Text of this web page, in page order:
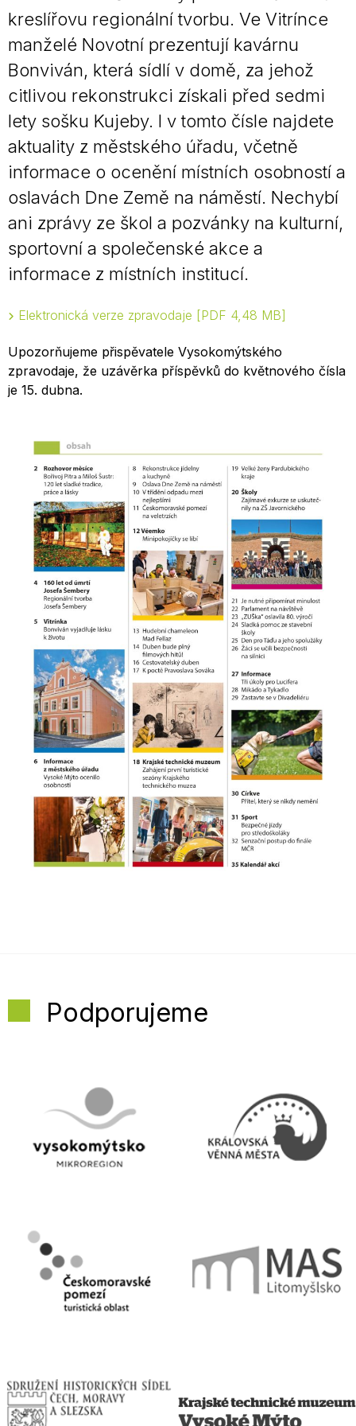
kreslířovu regionální tvorbu. Ve Vitrínce
manželé Novotní prezentují kavárnu
Bonviván, která sídlí v domě, za jehož
citlivou rekonstrukci získali před sedmi
lety sošku Kujeby. I v tomto čísle najdete
aktuality z městského úřadu, včetně
informace o ocenění místních osobností a
oslavách Dne Země na náměstí. Nechybí
ani zprávy ze škol a pozvánky na kulturní,
sportovní a společenské akce a
informace z místních institucí.
Elektronická verze zpravodaje PDF 4,48 MB
Upozorňujeme přispěvatele Vysokomýtského
zpravodaje, že uzávěrka příspěvků do květnového čísla
je 15. dubna.
Podporujeme